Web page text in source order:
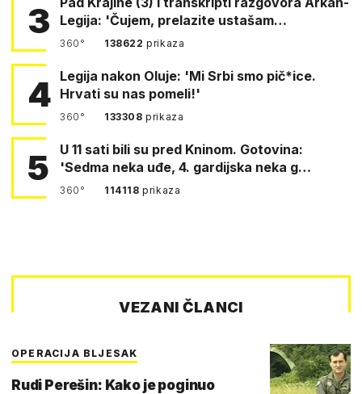
3
Legija: 'Čujem, prelazite ustašam…
360° 138622prikaza
4 Legija nakon Oluje: 'Mi Srbi smo pič*ice.
Hrvati su nas pomeli!'
360° 133308prikaza
5
U 11 sati bili su pred Kninom. Gotovina:
'Sedma neka uđe, 4. gardijska neka g…
360° 114118prikaza
VEZANI ČLANCI
OPERACIJA BLJESAK
Rudi Perešin: Kako je poginuo